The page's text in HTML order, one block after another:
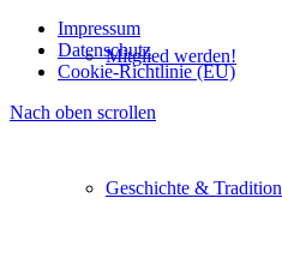
Mitglied werden!
Geschichte & Tradition
Impressum
Datenschutz
Cookie-Richtlinie (EU)
Nach oben scrollen